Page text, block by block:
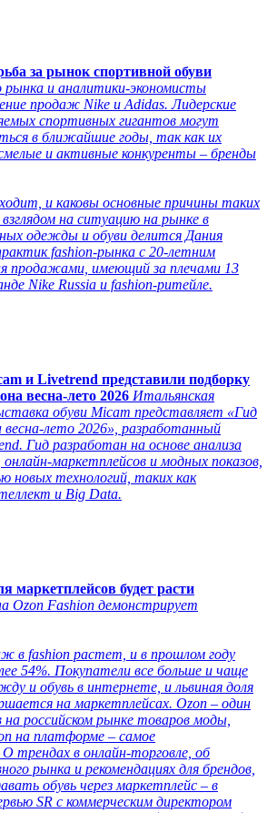
за рынок спортивной обуви
рынка и аналитики-экономисты
продаж Nike и Adidas. Лидерские
спортивных гигантов могут
в ближайшие годы, так как их
и активные конкуренты – бренды
и каковы основные причины таких
на ситуацию на рынке в
одежды и обуви делится Дания
fashion-рынка с 20-летним
продажами, имеющий за плечами 13
Nike Russia и fashion-ритейле.
и Livetrend представили подборку
весна-лето 2026 Итальянская
обуви Micam представляет «Гид
весна-лето 2026», разработанный
Гид разработан на основе анализа
маркетплейсов и модных показов,
новых технологий, таких как
и Big Data.
маркетплейсов будет расти
Ozon Fashion демонстрирует
в fashion растет, и в прошлом году
54%. Покупатели все больше и чаще
и обувь в интернете, и львиная доля
на маркетплейсах. Ozon – один
на российском рынке товаров моды,
на платформе – самое
трендах в онлайн-торговле, об
рынка и рекомендациях для брендов,
обувь через маркетплейс – в
SR с коммерческим директором